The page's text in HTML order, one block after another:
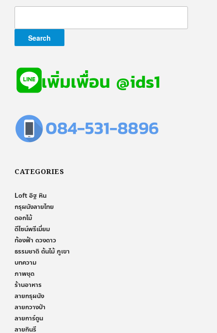
CATEGORIES
Loft อิฐ หิน
กรุผนังลายไทย
ดอกไม้
ดีไซน์พรีเมี่ยม
ท้องฟ้า ดวงดาว
ธรรมชาติ ต้นไม้ ภูเขา
บทความ
ภาพชุด
ร้านอาหาร
ลายกรุผนัง
ลายกวางป่า
ลายการ์ตูน
ลายกินรี